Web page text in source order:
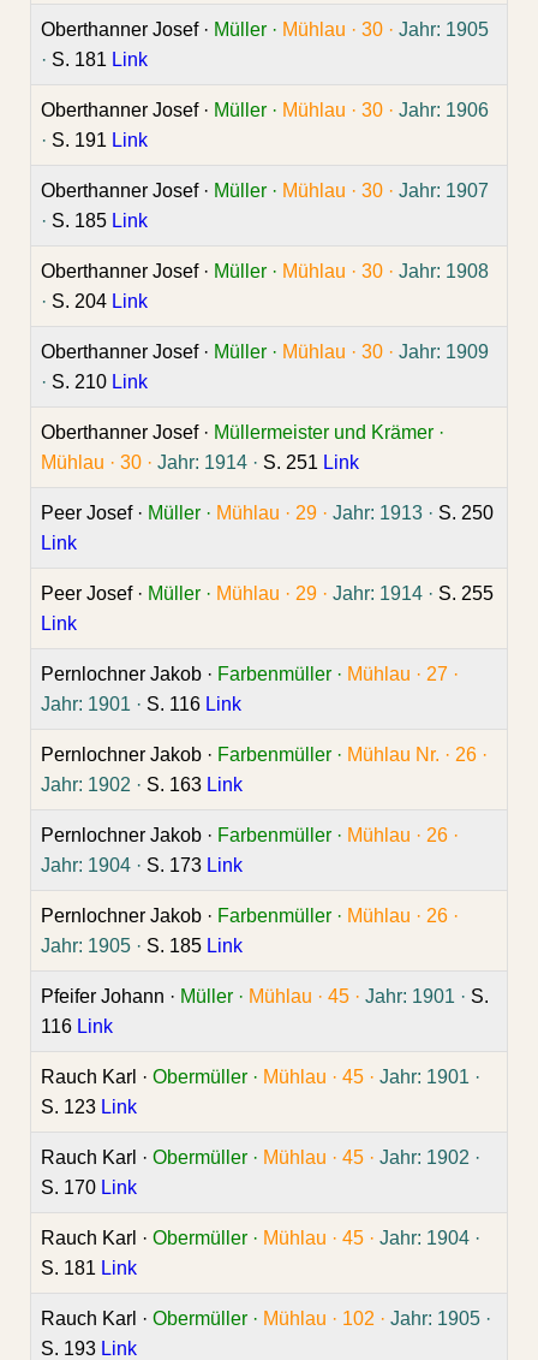
Oberthanner Josef · Müller · Mühlau · 30 · Jahr: 1905
· S. 181 Link
Oberthanner Josef · Müller · Mühlau · 30 · Jahr: 1906
· S. 191 Link
Oberthanner Josef · Müller · Mühlau · 30 · Jahr: 1907
· S. 185 Link
Oberthanner Josef · Müller · Mühlau · 30 · Jahr: 1908
· S. 204 Link
Oberthanner Josef · Müller · Mühlau · 30 · Jahr: 1909
· S. 210 Link
Oberthanner Josef · Müllermeister und Krämer ·
Mühlau · 30 · Jahr: 1914 · S. 251 Link
Peer Josef · Müller · Mühlau · 29 · Jahr: 1913 · S. 250
Link
Peer Josef · Müller · Mühlau · 29 · Jahr: 1914 · S. 255
Link
Pernlochner Jakob · Farbenmüller · Mühlau · 27 ·
Jahr: 1901 · S. 116 Link
Pernlochner Jakob · Farbenmüller · Mühlau Nr. · 26 ·
Jahr: 1902 · S. 163 Link
Pernlochner Jakob · Farbenmüller · Mühlau · 26 ·
Jahr: 1904 · S. 173 Link
Pernlochner Jakob · Farbenmüller · Mühlau · 26 ·
Jahr: 1905 · S. 185 Link
Pfeifer Johann · Müller · Mühlau · 45 · Jahr: 1901 · S.
116 Link
Rauch Karl · Obermüller · Mühlau · 45 · Jahr: 1901 ·
S. 123 Link
Rauch Karl · Obermüller · Mühlau · 45 · Jahr: 1902 ·
S. 170 Link
Rauch Karl · Obermüller · Mühlau · 45 · Jahr: 1904 ·
S. 181 Link
Rauch Karl · Obermüller · Mühlau · 102 · Jahr: 1905 ·
S. 193 Link